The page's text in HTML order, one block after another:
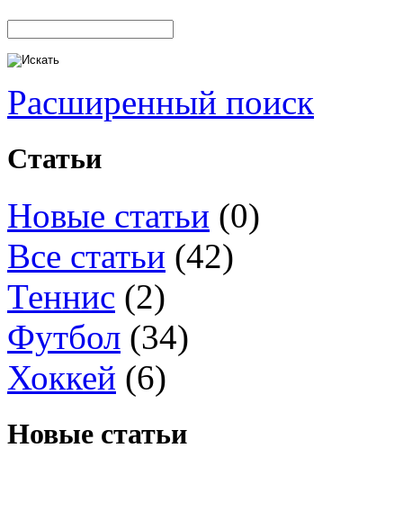
Расширенный поиск
Статьи
Новые статьи (0)
Все статьи (42)
Теннис (2)
Футбол (34)
Хоккей (6)
Новые статьи